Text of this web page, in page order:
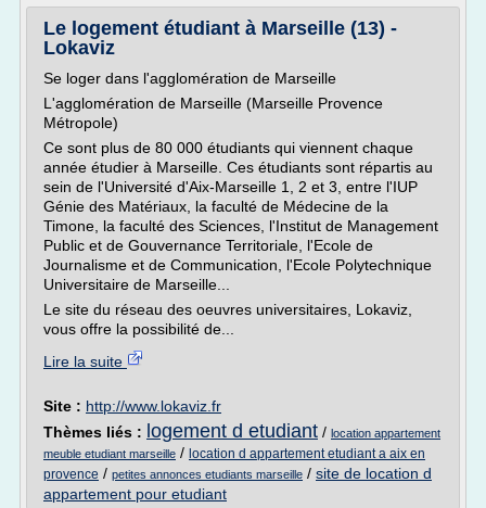
Le logement étudiant à Marseille (13) -
Lokaviz
Se loger dans l'agglomération de Marseille
L'agglomération de Marseille (Marseille Provence
Métropole)
Ce sont plus de 80 000 étudiants qui viennent chaque
année étudier à Marseille. Ces étudiants sont répartis au
sein de l'Université d'Aix-Marseille 1, 2 et 3, entre l'IUP
Génie des Matériaux, la faculté de Médecine de la
Timone, la faculté des Sciences, l'Institut de Management
Public et de Gouvernance Territoriale, l'Ecole de
Journalisme et de Communication, l'Ecole Polytechnique
Universitaire de Marseille...
Le site du réseau des oeuvres universitaires, Lokaviz,
vous offre la possibilité de...
Lire la suite
Site : http://www.lokaviz.fr
Thèmes liés : logement d etudiant / location appartement
meuble etudiant marseille / location d appartement etudiant a aix en
provence / petites annonces etudiants marseille / site de location d
appartement pour etudiant